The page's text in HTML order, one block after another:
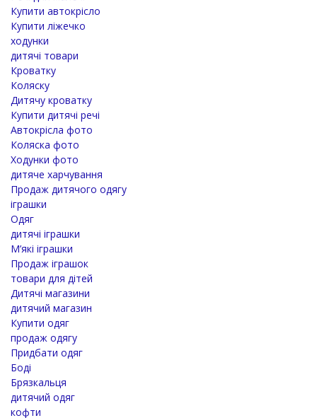
Купити автокрісло
Купити ліжечко
ходунки
дитячі товари
Кроватку
Коляску
Дитячу кроватку
Купити дитячі речі
Автокрісла фото
Коляска фото
Ходунки фото
дитяче харчування
Продаж дитячого одягу
іграшки
Одяг
дитячі іграшки
М’які іграшки
Продаж іграшок
товари для дітей
Дитячі магазини
дитячий магазин
Купити одяг
продаж одягу
Придбати одяг
Боді
Брязкальця
дитячий одяг
кофти